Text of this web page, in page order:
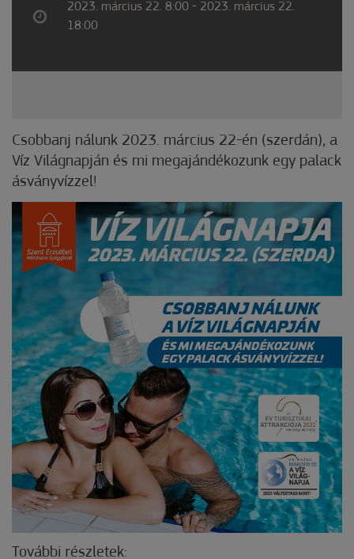
2023. március 22. 8:00 - 2023. március 22.
18:00
Csobbanj nálunk 2023. március 22-én (szerdán), a
Víz Világnapján és mi megajándékozunk egy palack
ásványvízzel!
További részletek: